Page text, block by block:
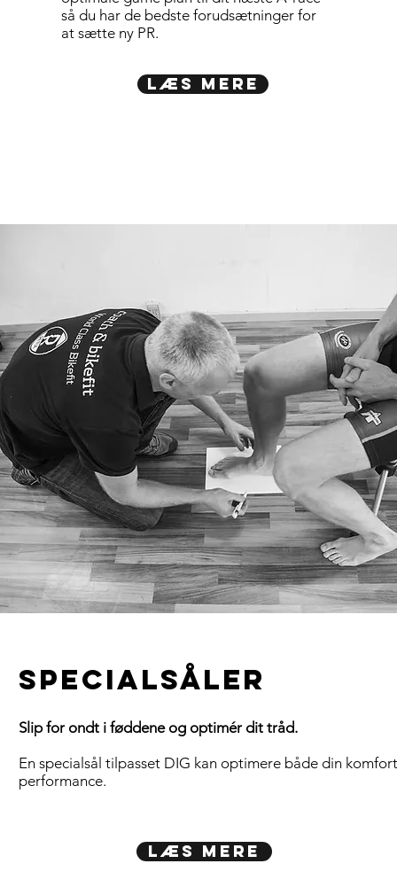
så du har de bedste forudsætninger for
at sætte ny PR.
Læs mere
Specialsåler
Slip for ondt i føddene og optimér dit tråd.
En specialsål tilpasset DIG kan optimere både din
performance.
Læs mere